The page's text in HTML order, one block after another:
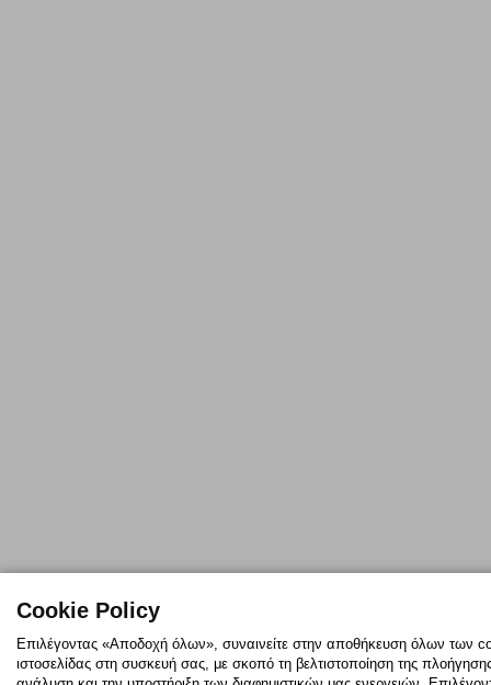
Cookie Policy
Επιλέγοντας «Αποδοχή όλων», συναινείτε στην αποθήκευση όλων των
ιστοσελίδας στη συσκευή σας, με σκοπό τη βελτιστοποίηση της